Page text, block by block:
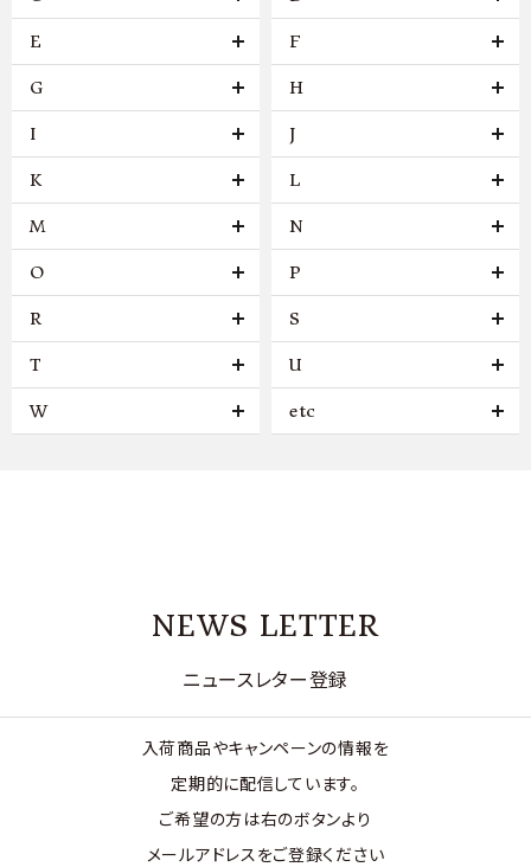
E F
G H
I J
K L
M N
O P
R S
T U
W etc
NEWS LETTER
ニュースレター登録
入荷商品やキャンペーンの情報を
定期的に配信しています。
ご希望の方は右のボタンより
メールアドレスをご登録ください